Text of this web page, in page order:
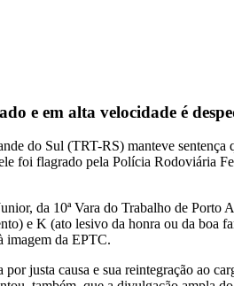
e em alta velocidade é
do Sul (TRT-RS) manteve
foi flagrado pela Polícia Rodoviária
da 10ª Vara do Trabalho de
e K (ato lesivo da honra ou da boa
imagem da EPTC.
justa causa e sua reintegração ao